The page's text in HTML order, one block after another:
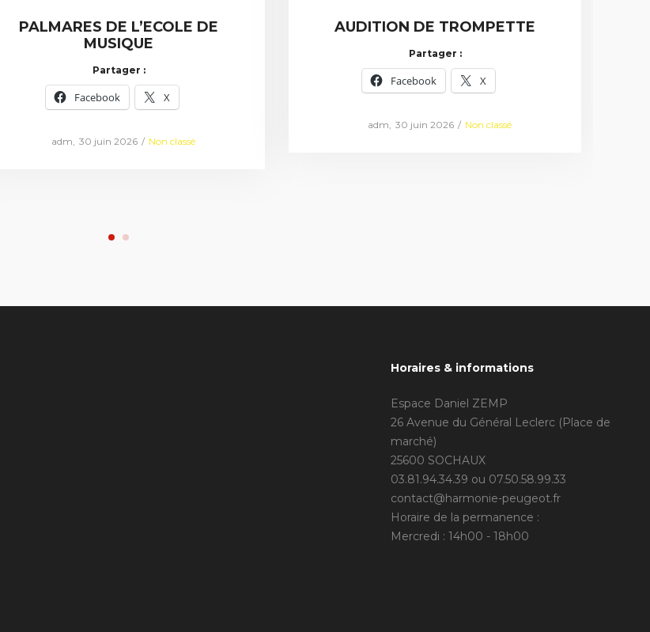
PALMARES DE L’ECOLE DE
MUSIQUE
Partager :
Facebook X
adm Posted
30 juin 2026
Posted
Non classé
AUDITION DE TROMPETTE
Partager :
Facebook X
adm Posted
30 juin 2026
Posted
Non classé
Horaires & informations
Espace Daniel ZEMP
26 Avenue du Général Leclerc (Place de
marché)
25600 SOCHAUX
03.81.94.34.39 ou 07.50.58.99.33
contact@harmonie-peugeot.fr
Horaire de la permanence :
Mercredi : 14h00 - 18h00